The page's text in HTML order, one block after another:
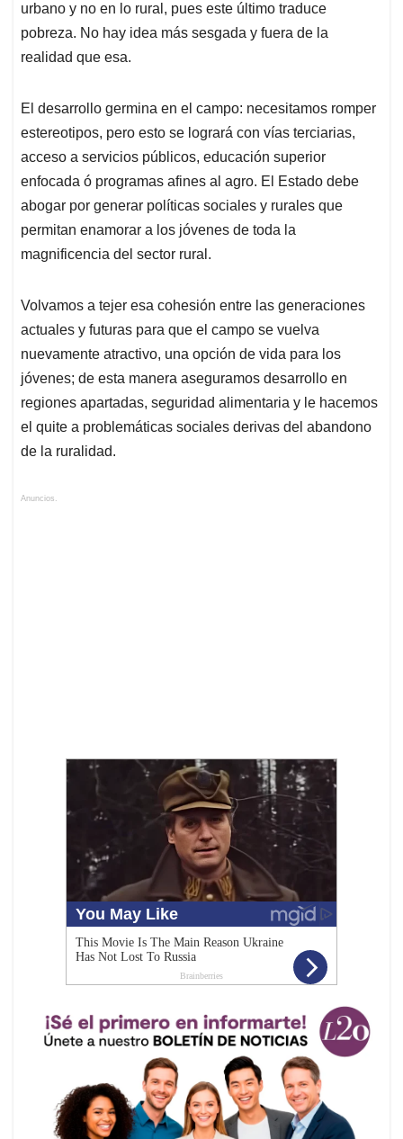
urbano y no en lo rural, pues este último traduce
pobreza. No hay idea más sesgada y fuera de la
realidad que esa.
El desarrollo germina en el campo: necesitamos romper
estereotipos, pero esto se logrará con vías terciarias,
acceso a servicios públicos, educación superior
enfocada ó programas afines al agro. El Estado debe
abogar por generar políticas sociales y rurales que
permitan enamorar a los jóvenes de toda la
magnificencia del sector rural.
Volvamos a tejer esa cohesión entre las generaciones
actuales y futuras para que el campo se vuelva
nuevamente atractivo, una opción de vida para los
jóvenes; de esta manera aseguramos desarrollo en
regiones apartadas, seguridad alimentaria y le hacemos
el quite a problemáticas sociales derivas del abandono
de la ruralidad.
Anuncios.